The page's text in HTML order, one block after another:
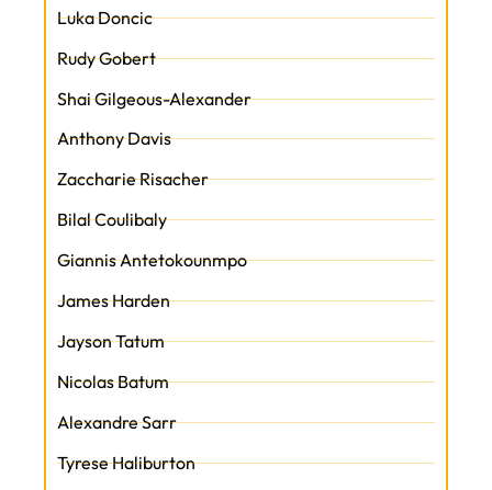
Luka Doncic
Rudy Gobert
Shai Gilgeous-Alexander
Anthony Davis
Zaccharie Risacher
Bilal Coulibaly
Giannis Antetokounmpo
James Harden
Jayson Tatum
Nicolas Batum
Alexandre Sarr
Tyrese Haliburton